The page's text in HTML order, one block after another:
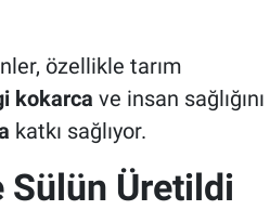
özellikle tarım
kokarca ve insan sağlığını
katkı sağlıyor.
Sülün Üretildi